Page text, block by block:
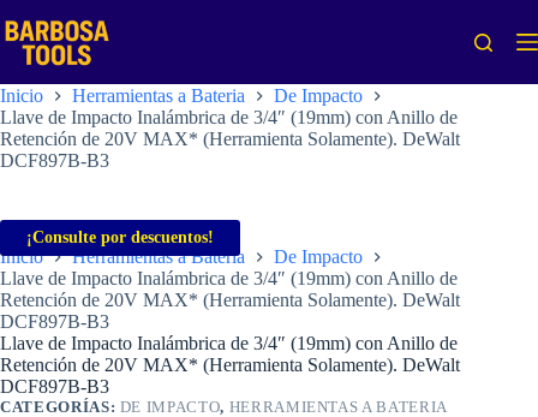
al
contenido
Inicio Herramientas a Bateria
De Impacto
Llave de Impacto Inalámbrica de 3/4″ (19mm) con Anillo de
Retención de 20V MAX* (Herramienta Solamente). DeWalt
DCF897B-B3
¡Consulte por descuentos!
Inicio Herramientas a Bateria
De Impacto
Llave de Impacto Inalámbrica de 3/4″ (19mm) con Anillo de
Retención de 20V MAX* (Herramienta Solamente). DeWalt
DCF897B-B3
Llave de Impacto Inalámbrica de 3/4″ (19mm) con Anillo de
Retención de 20V MAX* (Herramienta Solamente). DeWalt
DCF897B-B3
CATEGORÍAS: DE IMPACTO, HERRAMIENTAS A BATERIA